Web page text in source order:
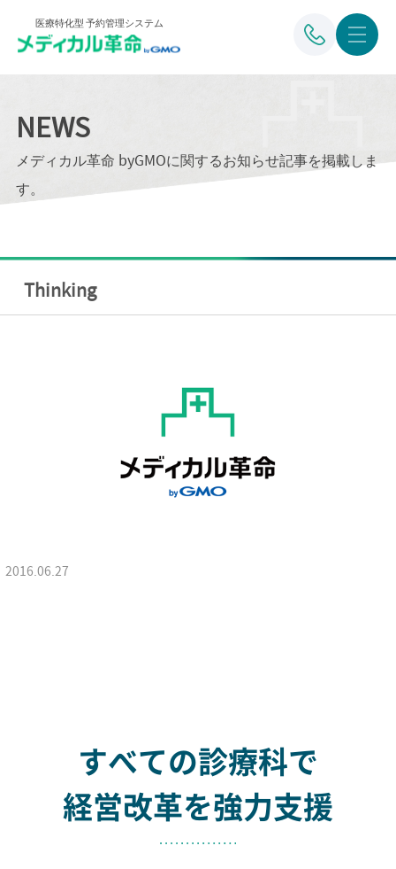
医療特化型 予約管理システム
NEWS
メディカル革命 byGMOに関するお知らせ記事を掲載しま
す。
Thinking
2016.06.27
すべての診療科で
経営改革を強力支援